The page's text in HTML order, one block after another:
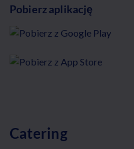
Pobierz aplikację
Catering